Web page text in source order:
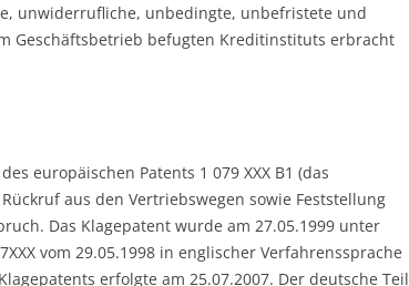
unwiderrufliche, unbedingte, unbefristete und
Geschäftsbetrieb befugten Kreditinstituts erbracht
europäischen Patents 1 079 XXX B1 (das
aus den Vertriebswegen sowie Feststellung
Das Klagepatent wurde am 27.05.1999 unter
vom 29.05.1998 in englischer Verfahrenssprache
erfolgte am 25.07.2007. Der deutsche Teil